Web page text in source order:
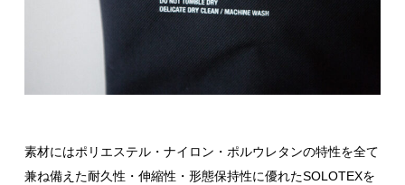
素材にはポリエステル・ナイロン・ポルウレタンの特性を全て
兼ね備えた耐久性・伸縮性・形態保持性に優れたSOLOTEXを